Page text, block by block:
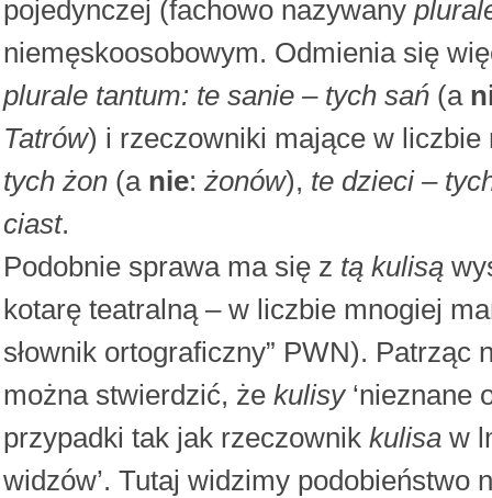
pojedynczej (fachowo nazywany
niemęskoosobowym. Odmienia się
plurale tantum: te sanie – tych sań (a
Tatrów) i rzeczowniki mające w
tych żon (a nie: żonów), te dzieci –
ciast.
Podobnie sprawa ma się z tą kulisą
kotarę teatralną – w liczbie mnogiej
słownik ortograficzny” PWN).
można stwierdzić, że kulisy‘nieznane
przypadki tak jak rzeczownik kulisa w
widzów’. Tutaj widzimy